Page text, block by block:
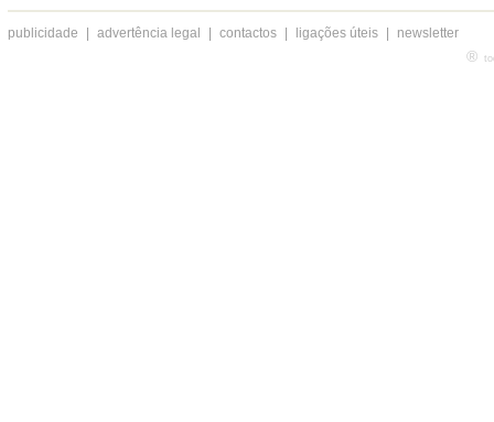
publicidade advertência legal contactos ligações úteis newsletter
®